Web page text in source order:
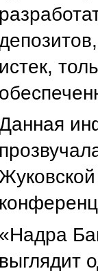
истек,
«Надра
выглядит